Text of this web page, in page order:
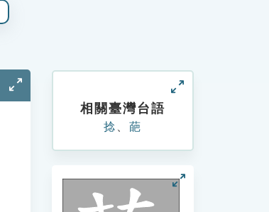
相關臺灣台語
捻 葩